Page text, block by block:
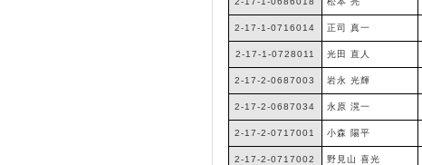
2-17-1-0716014 正司 真一
2-17-1-0728011 光田 直人
2-17-2-0687003 岩永 光輝
2-17-2-0687034 永原 滉一
2-17-2-0717001 小森 陽平
2-17-2-0717002 野見山 喜光